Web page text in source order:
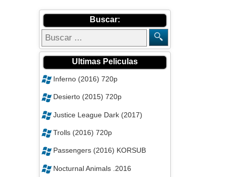
Buscar:
Ultimas Peliculas
Inferno (2016) 720p
Desierto (2015) 720p
Justice League Dark (2017)
Trolls (2016) 720p
Passengers (2016) KORSUB
Nocturnal Animals .2016